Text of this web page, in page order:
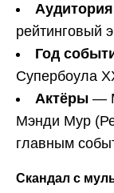
Аудитория
рейтинговый
Год
Супербоула
Актёры —
Мэнди Мур
главным
Скандал с